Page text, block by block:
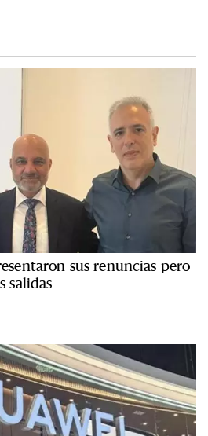
sus renuncias pero
salidas